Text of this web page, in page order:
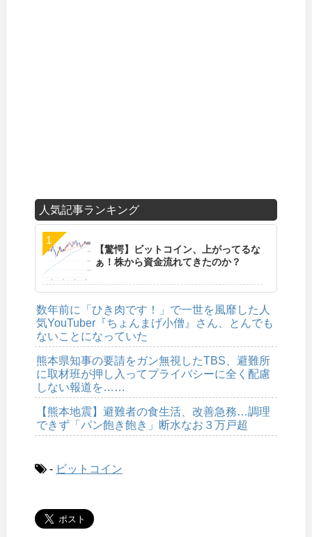
人気記事ランキング
【驚愕】ビットコイン、上がってるな
ぁ！株から資金流れてきたのか？
数年前に「ひき肉です！」で一世を風靡した人
気YouTuber『ちょんまげ小僧』さん、とんでも
ないことになっていた
熊本県知事の要請をガン無視したTBS、避難所
に取材班が押し入ってプライバシーに全く配慮
しない報道を……
【熊本地震】避難者の食生活、改善急務…調理
できず「パン飽き飽き」断水なお３万戸超
- ビットコイン